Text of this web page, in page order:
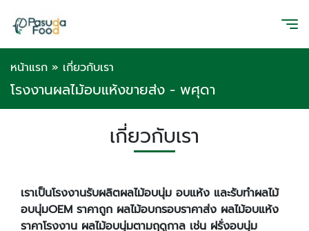
หน้าแรก » เกี่ยวกับเรา
โรงงานผลไม้อบแห้งขายส่ง - พศุดา
เกี่ยวกับเรา
เราเป็นโรงงานรับผลิตผลไม้อบนุ่ม อบแห้ง และรับทำผลไม้
อบนุ่มOEM ราคาถูก ผลไม้อบกรอบราคาส่ง ผลไม้อบแห้ง
ราคาโรงงาน ผลไม้อบนุ่มตามฤดูกาล เช่น ฝรั่งอบนุ่ม